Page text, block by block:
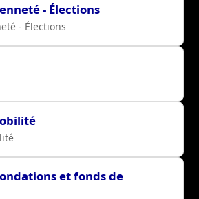
- Élections
- Élections
et fonds de